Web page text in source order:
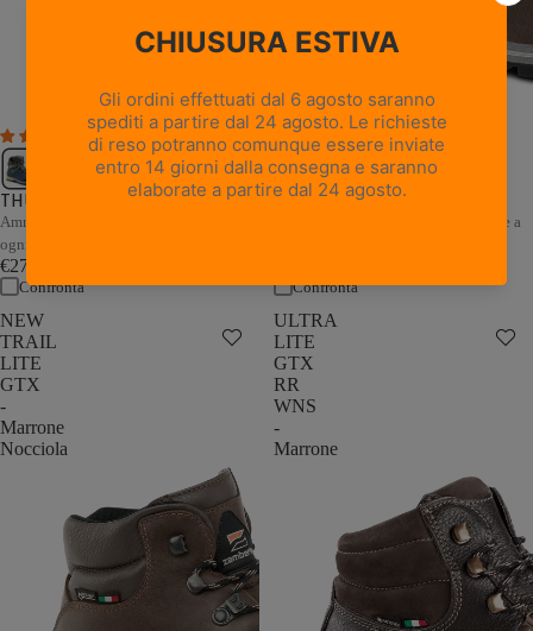
1 recensione
THUNDER GTX - Blu / Grigio
Ammortizzazione e stabilità adattive a
ogni passo
€279,00
Confronta
THUNDER GTX - Marrone /
Sabbia
Ammortizzazione e stabilità adattive a
Confronta
NEW
TRAIL
LITE
GTX
-
Marrone
Nocciola
ULTRA
LITE
GTX
RR
WNS
-
Marrone